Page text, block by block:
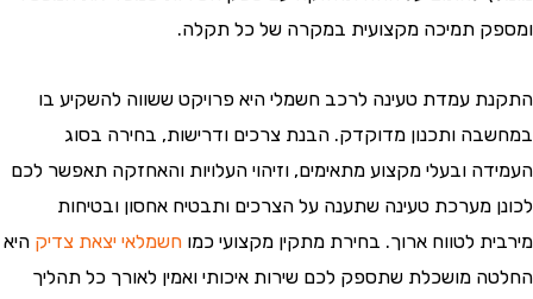
תמיכה מקצועית במקרה של כל תקלה.
עמדת טעינה לרכב חשמלי היא פרויקט ששווה להשקיע בו
ותכנון מדוקדק. הבנת צרכים ודרישות, בחירה בסוג
ובעלי מקצוע מתאימים, וזיהוי העלויות והאחזקה תאפשר לכם
מערכת טעינה שתענה על הצרכים ותבטיח אחסון ובטיחות
לטווח ארוך. בחירת מתקין מקצועי כמו חשמלאי יצאת צדיקהיא
מושכלת שתספק לכם שירות איכותי ואמין לאורך כל תהליך